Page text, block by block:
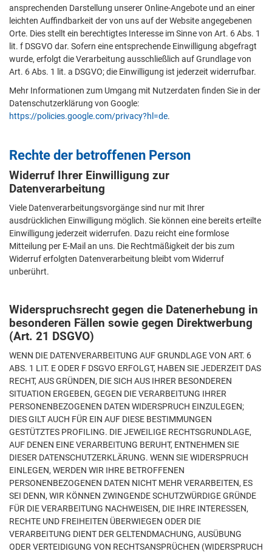
ansprechenden Darstellung unserer Online-Angebote und an einer
leichten Auffindbarkeit der von uns auf der Website angegebenen
Orte. Dies stellt ein berechtigtes Interesse im Sinne von Art. 6 Abs. 1
lit. f DSGVO dar. Sofern eine entsprechende Einwilligung abgefragt
wurde, erfolgt die Verarbeitung ausschließlich auf Grundlage von
Art. 6 Abs. 1 lit. a DSGVO; die Einwilligung ist jederzeit widerrufbar.
Mehr Informationen zum Umgang mit Nutzerdaten finden Sie in der
Datenschutzerklärung von Google:
https://policies.google.com/privacy?hl=de.
Rechte der betroffenen Person
Widerruf Ihrer Einwilligung zur
Datenverarbeitung
Viele Datenverarbeitungsvorgänge sind nur mit Ihrer
ausdrücklichen Einwilligung möglich. Sie können eine bereits erteilte
Einwilligung jederzeit widerrufen. Dazu reicht eine formlose
Mitteilung per E-Mail an uns. Die Rechtmäßigkeit der bis zum
Widerruf erfolgten Datenverarbeitung bleibt vom Widerruf
unberührt.
Widerspruchsrecht gegen die Datenerhebung in
besonderen Fällen sowie gegen Direktwerbung
(Art. 21 DSGVO)
WENN DIE DATENVERARBEITUNG AUF GRUNDLAGE VON ART. 6
ABS. 1 LIT. E ODER F DSGVO ERFOLGT, HABEN SIE JEDERZEIT DAS
RECHT, AUS GRÜNDEN, DIE SICH AUS IHRER BESONDEREN
SITUATION ERGEBEN, GEGEN DIE VERARBEITUNG IHRER
PERSONENBEZOGENEN DATEN WIDERSPRUCH EINZULEGEN;
DIES GILT AUCH FÜR EIN AUF DIESE BESTIMMUNGEN
GESTÜTZTES PROFILING. DIE JEWEILIGE RECHTSGRUNDLAGE,
AUF DENEN EINE VERARBEITUNG BERUHT, ENTNEHMEN SIE
DIESER DATENSCHUTZERKLÄRUNG. WENN SIE WIDERSPRUCH
EINLEGEN, WERDEN WIR IHRE BETROFFENEN
PERSONENBEZOGENEN DATEN NICHT MEHR VERARBEITEN, ES
SEI DENN, WIR KÖNNEN ZWINGENDE SCHUTZWÜRDIGE GRÜNDE
FÜR DIE VERARBEITUNG NACHWEISEN, DIE IHRE INTERESSEN,
RECHTE UND FREIHEITEN ÜBERWIEGEN ODER DIE
VERARBEITUNG DIENT DER GELTENDMACHUNG, AUSÜBUNG
ODER VERTEIDIGUNG VON RECHTSANSPRÜCHEN (WIDERSPRUCH